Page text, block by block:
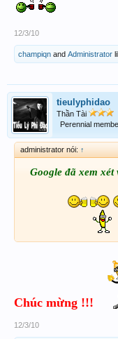
12/3/10
champiqn and Administrator
tieulyphidao
Thần Tài
Perennial
administrator nói: ↑
Google đã xem
Chúc mừng !!!
12/3/10